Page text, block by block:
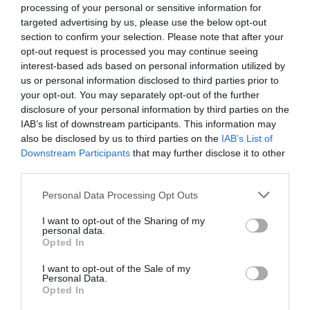
processing of your personal or sensitive information for
targeted advertising by us, please use the below opt-out
section to confirm your selection. Please note that after your
opt-out request is processed you may continue seeing
interest-based ads based on personal information utilized by
us or personal information disclosed to third parties prior to
your opt-out. You may separately opt-out of the further
disclosure of your personal information by third parties on the
IAB’s list of downstream participants. This information may
also be disclosed by us to third parties on the IAB’s List of
Downstream Participants that may further disclose it to other
Personal Data Processing Opt Outs
I want to opt-out of the Sharing of my
personal data.
Opted In
I want to opt-out of the Sale of my
Personal Data.
Opted In
Rocheraud.
Père de huit filles et d’un garçon, ce monogame, férus
d’art, salue à sa juste valeur, sa toute dernière
distinction émanant du chef de l’Etat, Me Abdoulaye
Wade et grâce à l’intermédiation du célèbre plasticien
Kalidou Kassé.
Aujourd’hui, Ablaye Ndiaye Thiossane est heureux de
formateur aux manufactures des arts décoratifs de
Thiès, » Me Wade m’a décoré pour service rendu à la
peinture » confie-t-il.
Une distinction qui s’ajoute à celle de Chevalier de
l’ordre national du lion qui lui a été décerné en 1999